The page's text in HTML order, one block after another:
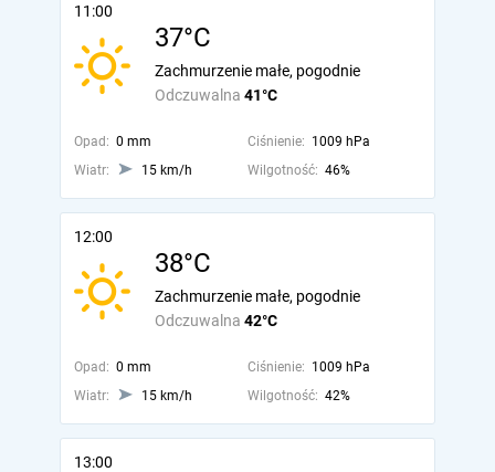
11:00
37°C
Odczuwalna 41°C
Zachmurzenie małe, pogodnie
Opad: 0 mm Ciśnienie: 1009 hPa
Wiatr:
15 km/h Wilgotność: 46%
12:00
38°C
Odczuwalna 42°C
Zachmurzenie małe, pogodnie
Opad: 0 mm Ciśnienie: 1009 hPa
Wiatr:
15 km/h Wilgotność: 42%
13:00